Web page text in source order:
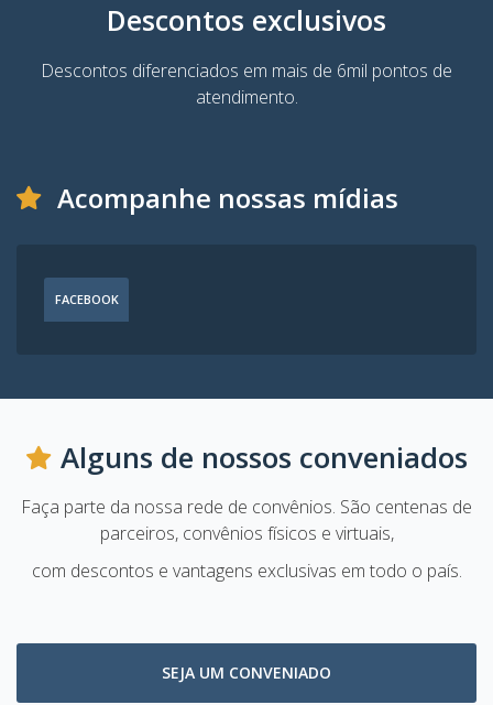
Descontos exclusivos
Descontos diferenciados em mais de 6mil pontos de
atendimento.
Acompanhe nossas mídias
FACEBOOK
Alguns de nossos conveniados
Faça parte da nossa rede de convênios. São centenas de
parceiros, convênios físicos e virtuais,
com descontos e vantagens exclusivas em todo o país.
SEJA UM CONVENIADO